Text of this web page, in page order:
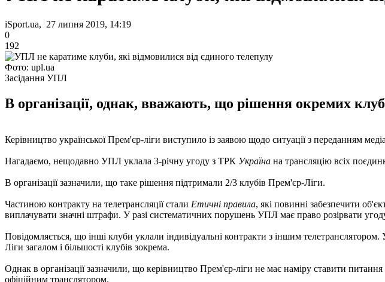
iSport.ua, 27 липня 2019, 14:19
0
192
Фото: upl.ua
Засідання УПЛ
В організації, однак, вважають, що рішення окремих
Керівництво української Прем'єр-ліги виступило із заявою щодо ситуації з переданням
Нагадаємо, нещодавно УПЛ уклала 3-річну угоду з ТРК Україна на трансляцію всіх
В організації зазначили, що таке рішення підтримали 2/3 клубів Прем'єр-Ліги.
Частиною контракту на телетрансляції стали Етичні правила, які повинні забезпечити
виплачувати значні штрафи. У разі систематичних порушень УПЛ має право розірвати
Повідомляється, що інші клуби уклали індивідуальні контракти з іншим
Ліги загалом і більшості клубів зокрема.
Однак в організації зазначили, що керівництво Прем'єр-ліги не має наміру ставити
офіційним транслятором.